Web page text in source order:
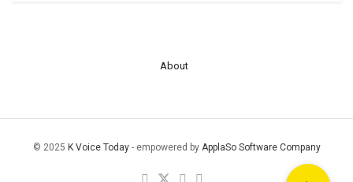
About
© 2025 K Voice Today- empowered by ApplaSo Software Company